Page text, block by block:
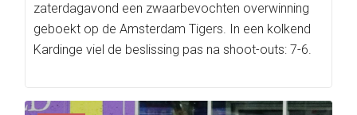
zaterdagavond een zwaarbevochten overwinning
geboekt op de Amsterdam Tigers. In een kolkend
Kardinge viel de beslissing pas na shoot-outs: 7-6.